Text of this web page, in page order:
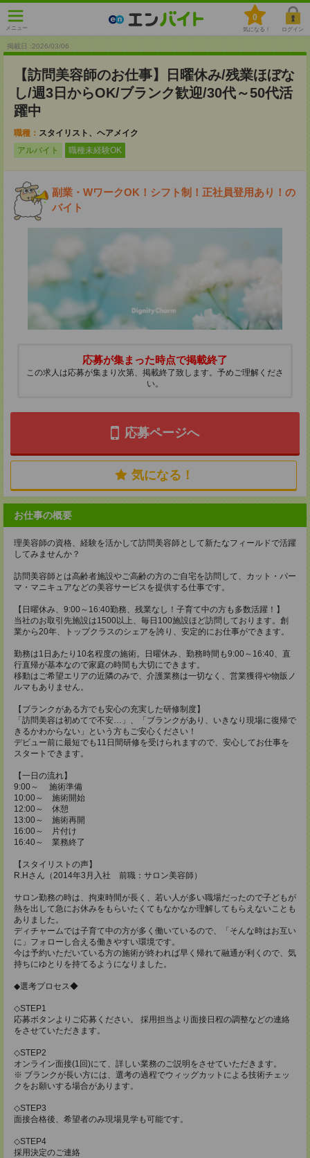
メニュー
0
気になる！ ログイン
掲載日 :2026/03/06
【訪問美容師のお仕事】日曜休み/残業ほぼな
し/週3日からOK/ブランク歓迎/30代～50代活
躍中
職種： スタイリスト、ヘアメイク
アルバイト
職種未経験OK
副業・WワークOK！シフト制！正社員登用あり！の
バイト
応募が集まった時点で掲載終了
この求人は応募が集まり次第、掲載終了致します。予めご理解くださ
い。
応募ページへ
気になる！
お仕事の概要
理美容師の資格、経験を活かして訪問美容師として新たなフィールドで活躍
してみませんか？
訪問美容師とは高齢者施設やご高齢の方のご自宅を訪問して、カット・パー
マ・マニキュアなどの美容サービスを提供する仕事です。
【日曜休み、9:00～16:40勤務、残業なし！子育て中の方も多数活躍！】
当社のお取引先施設は1500以上、毎日100施設ほど訪問しております。創
業から20年、トップクラスのシェアを誇り、安定的にお仕事ができます。
勤務は1日あたり10名程度の施術。日曜休み、勤務時間も9:00～16:40、直
行直帰が基本なので家庭の時間も大切にできます。
移動はご希望エリアの近隣のみで、介護業務は一切なく、営業獲得や物販ノ
ルマもありません。
【ブランクがある方でも安心の充実した研修制度】
「訪問美容は初めてで不安…」、「ブランクがあり、いきなり現場に復帰で
きるかわからない」という方もご安心ください！
デビュー前に最短でも11日間研修を受けられますので、安心してお仕事を
スタートできます。
【一日の流れ】
9:00～ 施術準備
10:00～ 施術開始
12:00～ 休憩
13:00～ 施術再開
16:00～ 片付け
16:40～ 業務終了
【スタイリストの声】
R.Hさん（2014年3月入社 前職：サロン美容師）
サロン勤務の時は、拘束時間が長く、若い人が多い職場だったので子どもが
熱を出して急にお休みをもらいたくてもなかなか理解してもらえないことも
ありました。
ディチャームでは子育て中の方が多く働いているので、「そんな時はお互い
に」フォローし合える働きやすい環境です。
今は予約いただいている方の施術が終われば早く帰れて融通が利くので、気
持ちにゆとりを持てるようになりました。
◆選考プロセス◆
◇STEP1
応募ボタンよりご応募ください。 採用担当より面接日程の調整などの連絡
をさせていただきます。
◇STEP2
オンライン面接(1回)にて、詳しい業務のご説明をさせていただきます。
※ ブランクが長い方には、選考の過程でウィッグカットによる技術チェッ
クをお願いする場合があります。
◇STEP3
面接合格後、希望者のみ現場見学も可能です。
◇STEP4
採用決定のご連絡